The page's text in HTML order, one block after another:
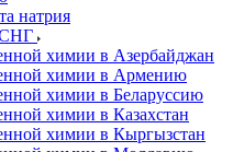
натрия
СНГ
химии в Азербайджан
химии в Армению
химии в Беларуссию
химии в Казахстан
химии в Кыргызстан